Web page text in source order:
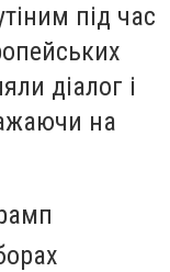
під час
діалог і
на